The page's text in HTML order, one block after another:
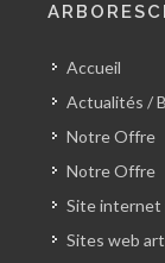
Accueil
Actualités /
Notre Offre
Notre Offre
Site internet
Sites web